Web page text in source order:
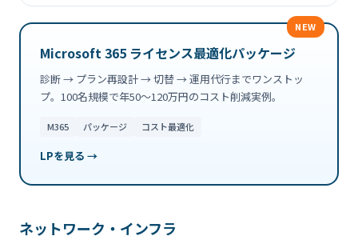
NEW
Microsoft 365 ライセンス最適化パッケージ
診断 → プラン再設計 → 切替 → 運用代行までワンストッ
プ。100名規模で年50〜120万円のコスト削減実例。
M365 パッケージ コスト最適化
LPを見る →
ネットワーク・インフラ